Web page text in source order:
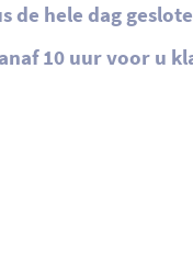
de hele dag
10 uur voor u